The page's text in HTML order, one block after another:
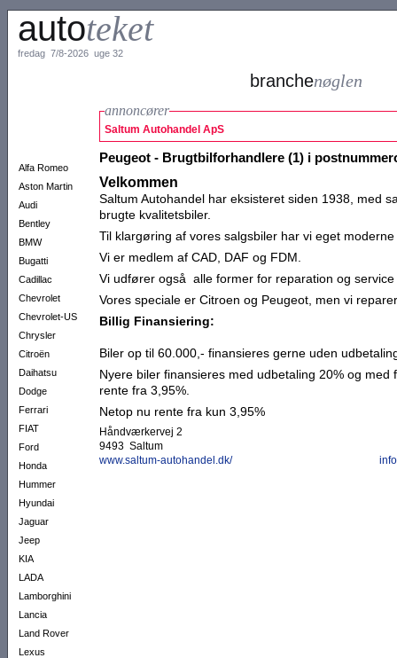
autoteket
fredag 7/8-2026 uge 32
Alfa Romeo
Aston Martin
Audi
Bentley
BMW
Bugatti
Cadillac
Chevrolet
Chevrolet-US
Chrysler
Citroën
Daihatsu
Dodge
Ferrari
FIAT
Ford
Honda
Hummer
Hyundai
Jaguar
Jeep
KIA
LADA
Lamborghini
Lancia
Land Rover
Lexus
branchenøglen
annoncører
Saltum Autohandel ApS
Peugeot - Brugtbilforhandlere (1) i
Velkommen
Saltum Autohandel har eksisteret siden 1938, med
brugte kvalitetsbiler.
Til klargøring af vores salgsbiler har vi eget
Vi er medlem af CAD, DAF og FDM.
Vi udfører også alle former for reparation og service
Vores speciale er Citroen og Peugeot, men vi
Billig Finansiering:
Biler op til 60.000,- finansieres gerne uden
Nyere biler finansieres med udbetaling 20% og med
rente fra 3,95%.
Netop nu rente fra kun 3,95%
Håndværkervej 2
9493 Saltum
www.saltum-autohandel.dk/